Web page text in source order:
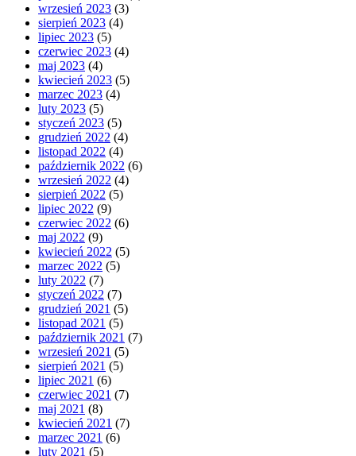
wrzesień 2023 (3)
sierpień 2023 (4)
lipiec 2023 (5)
czerwiec 2023 (4)
maj 2023 (4)
kwiecień 2023 (5)
marzec 2023 (4)
luty 2023 (5)
styczeń 2023 (5)
grudzień 2022 (4)
listopad 2022 (4)
październik 2022 (6)
wrzesień 2022 (4)
sierpień 2022 (5)
lipiec 2022 (9)
czerwiec 2022 (6)
maj 2022 (9)
kwiecień 2022 (5)
marzec 2022 (5)
luty 2022 (7)
styczeń 2022 (7)
grudzień 2021 (5)
listopad 2021 (5)
październik 2021 (7)
wrzesień 2021 (5)
sierpień 2021 (5)
lipiec 2021 (6)
czerwiec 2021 (7)
maj 2021 (8)
kwiecień 2021 (7)
marzec 2021 (6)
luty 2021 (5)